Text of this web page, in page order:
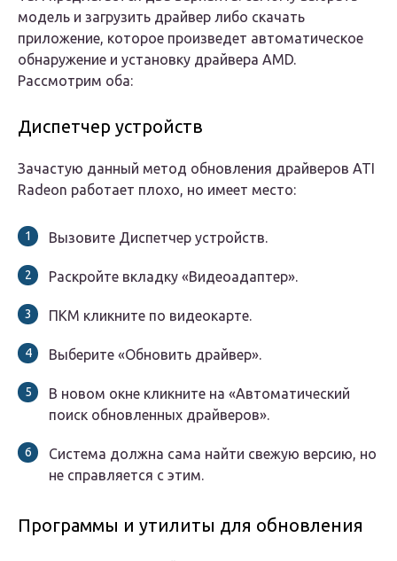
модель и загрузить драйвер либо скачать
приложение, которое произведет автоматическое
обнаружение и установку драйвера AMD.
Рассмотрим оба:
Диспетчер устройств
Зачастую данный метод обновления драйверов ATI
Radeon работает плохо, но имеет место:
Вызовите Диспетчер устройств.
Раскройте вкладку «Видеоадаптер».
ПКМ кликните по видеокарте.
Выберите «Обновить драйвер».
В новом окне кликните на «Автоматический
поиск обновленных драйверов».
Система должна сама найти свежую версию, но
не справляется с этим.
Программы и утилиты для обновления